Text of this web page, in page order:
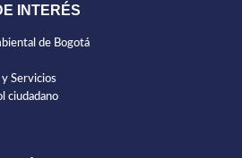
INTERÉS
de Bogotá
Servicios
ciudadano